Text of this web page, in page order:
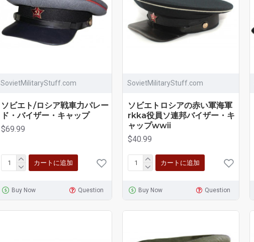
SovietMilitaryStuff.com
ソビエト/ロシア戦車力パレー
ド・バイザー・キャップ
$69.99
カートに追加
Buy Now Question
SovietMilitaryStuff.com
ソビエトロシアの赤い軍海軍
rkka役員ソ連邦バイザー・キ
ャップwwii
$40.99
カートに追加
Buy Now Question